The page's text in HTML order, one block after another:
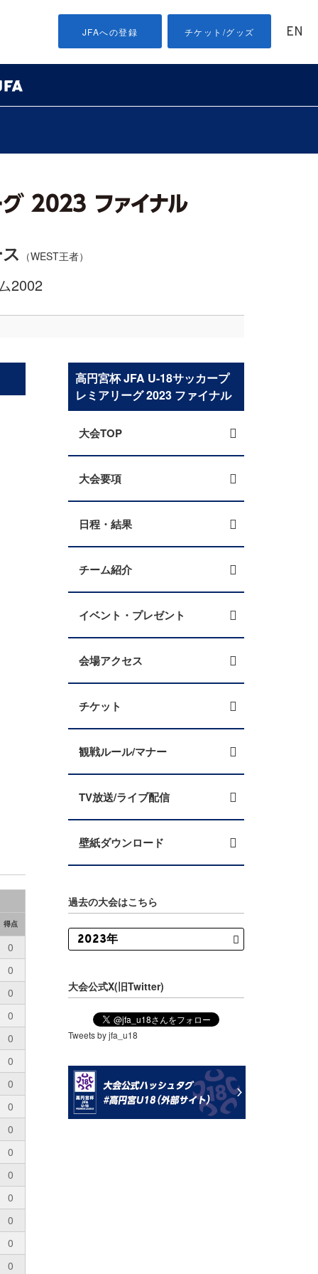
JFAへの登録 チケット/グッズ EN
（WEST王者）
2002
得点
0
0
0
0
0
0
0
0
0
0
0
0
0
0
0
高円宮杯 JFA U-18サッカープ
レミアリーグ 2023 ファイナル
大会TOP
大会要項
日程・結果
チーム紹介
イベント・プレゼント
会場アクセス
チケット
観戦ルール/マナー
TV放送/ライブ配信
壁紙ダウンロード
過去の大会はこちら
大会公式X(旧Twitter)
Tweets by jfa_u18